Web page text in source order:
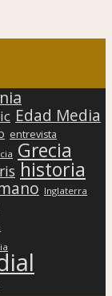
Edad Media
entrevista
Grecia
historia
Inglaterra